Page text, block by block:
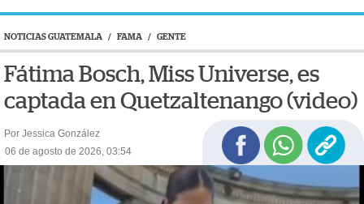
NOTICIAS GUATEMALA / FAMA / GENTE
Fátima Bosch, Miss Universe, es
captada en Quetzaltenango (video)
Por Jessica González
06 de agosto de 2026, 03:54